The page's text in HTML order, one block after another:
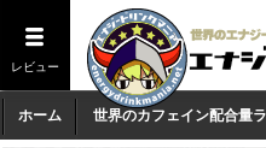
レビュー
ホーム 世界のカフェイン配合量